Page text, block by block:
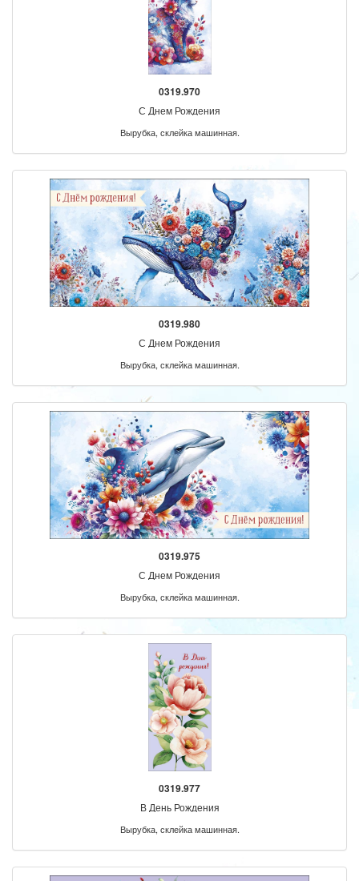
0319.970
С Днем Рождения
Вырубка, склейка машинная.
0319.980
С Днем Рождения
Вырубка, склейка машинная.
0319.975
С Днем Рождения
Вырубка, склейка машинная.
0319.977
В День Рождения
Вырубка, склейка машинная.